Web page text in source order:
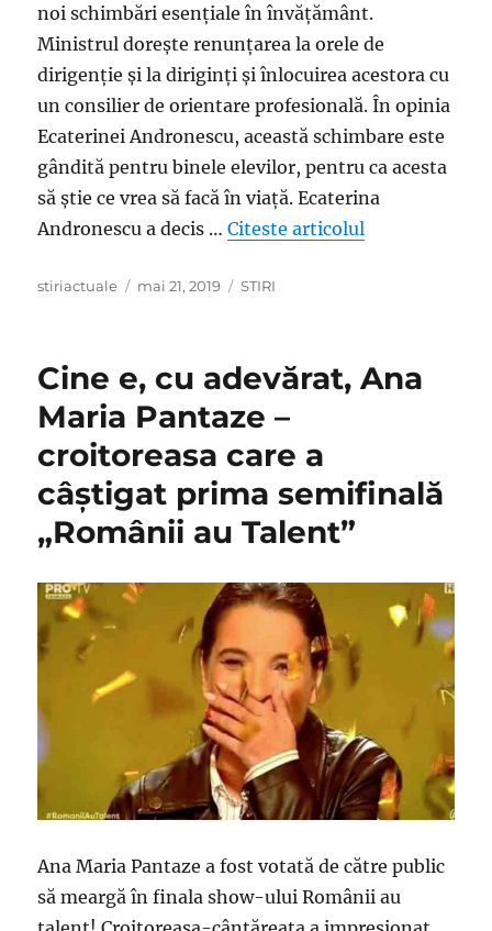
noi schimbări esențiale în învățământ.
Ministrul dorește renunțarea la orele de
dirigenție și la diriginți și înlocuirea acestora cu
un consilier de orientare profesională. În opinia
Ecaterinei Andronescu, această schimbare este
gândită pentru binele elevilor, pentru ca acesta
să știe ce vrea să facă în viață. Ecaterina
Andronescu a decis …Citeste articolul
Author
stiriactuale
Posted
mai 21, 2019 Categories
STIRI
Cine e, cu adevărat, Ana
Maria Pantaze –
croitoreasa care a
câștigat prima semifinală
„Românii au Talent”
Ana Maria Pantaze a fost votată de către public
să meargă în finala show-ului Românii au